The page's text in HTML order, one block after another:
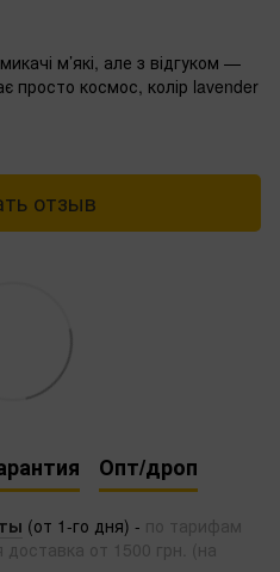
м’які, але з відгуком —
просто космос, колір lavender
отзыв
Опт/дроп
(от 1-го дня) - по тарифам
от 1500 грн. (на